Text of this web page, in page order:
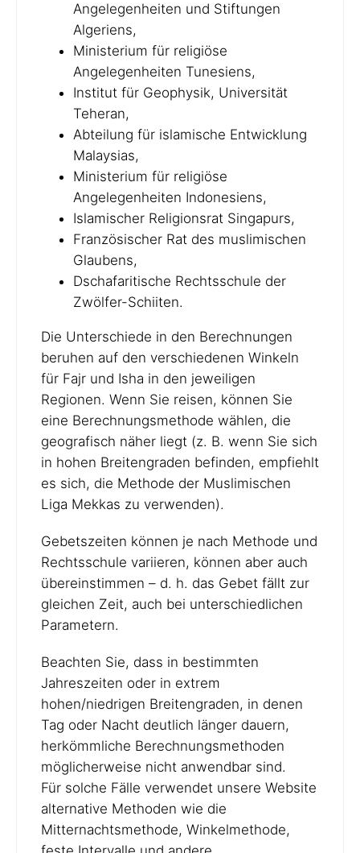
Angelegenheiten und Stiftungen
Algeriens,
Ministerium für religiöse
Angelegenheiten Tunesiens,
Institut für Geophysik, Universität
Teheran,
Abteilung für islamische Entwicklung
Malaysias,
Ministerium für religiöse
Angelegenheiten Indonesiens,
Islamischer Religionsrat Singapurs,
Französischer Rat des muslimischen
Glaubens,
Dschafaritische Rechtsschule der
Zwölfer-Schiiten.
Die Unterschiede in den Berechnungen
beruhen auf den verschiedenen Winkeln
für Fajr und Isha in den jeweiligen
Regionen. Wenn Sie reisen, können Sie
eine Berechnungsmethode wählen, die
geografisch näher liegt (z. B. wenn Sie sich
in hohen Breitengraden befinden, empfiehlt
es sich, die Methode der Muslimischen
Liga Mekkas zu verwenden).
Gebetszeiten können je nach Methode und
Rechtsschule variieren, können aber auch
übereinstimmen – d. h. das Gebet fällt zur
gleichen Zeit, auch bei unterschiedlichen
Parametern.
Beachten Sie, dass in bestimmten
Jahreszeiten oder in extrem
hohen/niedrigen Breitengraden, in denen
Tag oder Nacht deutlich länger dauern,
herkömmliche Berechnungsmethoden
möglicherweise nicht anwendbar sind.
Für solche Fälle verwendet unsere Website
alternative Methoden wie die
Mitternachtsmethode, Winkelmethode,